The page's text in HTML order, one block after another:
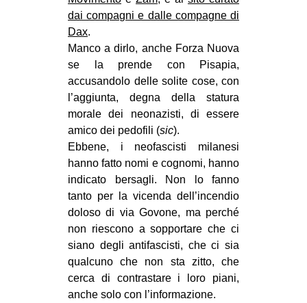
dai compagni e dalle compagne di
Dax.
Manco a dirlo, anche Forza Nuova
se la prende con Pisapia,
accusandolo delle solite cose, con
l’aggiunta, degna della statura
morale dei neonazisti, di essere
amico dei pedofili (sic).
Ebbene, i neofascisti milanesi
hanno fatto nomi e cognomi, hanno
indicato bersagli. Non lo fanno
tanto per la vicenda dell’incendio
doloso di via Govone, ma perché
non riescono a sopportare che ci
siano degli antifascisti, che ci sia
qualcuno che non sta zitto, che
cerca di contrastare i loro piani,
anche solo con l’informazione.